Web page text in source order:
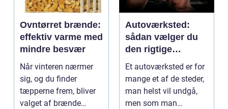
Ovntørret brænde:
effektiv varme med
mindre besvær
Når vinteren nærmer
sig, og du finder
tæpperne frem, bliver
valget af brænde
Autoværksted:
sådan vælger du
den rigtige
mekaniker
Et autoværksted er for
mange et af de steder,
man helst vil undgå,
men som man